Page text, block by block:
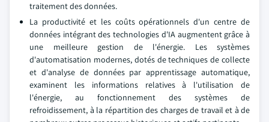
traitement des données.
La productivité et les coûts opérationnels d'un centre de
données intégrant des technologies d'IA augmentent grâce à
une meilleure gestion de l'énergie. Les systèmes
d'automatisation modernes, dotés de techniques de collecte
et d'analyse de données par apprentissage automatique,
examinent les informations relatives à l'utilisation de
l'énergie, au fonctionnement des systèmes de
refroidissement, à la répartition des charges de travail et à de